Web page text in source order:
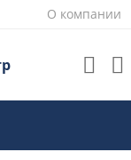
О компании